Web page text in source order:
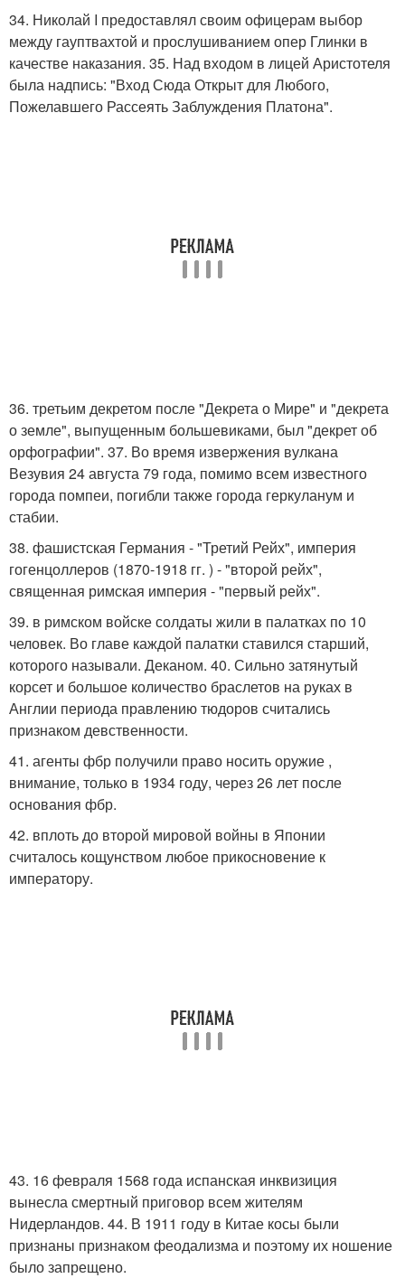
34. Николай I предоставлял своим офицерам выбор
между гауптвахтой и прослушиванием опер Глинки в
качестве наказания. 35. Над входом в лицей Аристотеля
была надпись: "Вход Сюда Открыт для Любого,
Пожелавшего Рассеять Заблуждения Платона".
36. третьим декретом после "Декрета о Мире" и "декрета
о земле", выпущенным большевиками, был "декрет об
орфографии". 37. Во время извержения вулкана
Везувия 24 августа 79 года, помимо всем известного
города помпеи, погибли также города геркуланум и
стабии.
38. фашистская Германия - "Третий Рейх", империя
гогенцоллеров (1870-1918 гг. ) - "второй рейх",
священная римская империя - "первый рейх".
39. в римском войске солдаты жили в палатках по 10
человек. Во главе каждой палатки ставился старший,
которого называли. Деканом. 40. Сильно затянутый
корсет и большое количество браслетов на руках в
Англии периода правлению тюдоров считались
признаком девственности.
41. агенты фбр получили право носить оружие ,
внимание, только в 1934 году, через 26 лет после
основания фбр.
42. вплоть до второй мировой войны в Японии
считалось кощунством любое прикосновение к
императору.
43. 16 февраля 1568 года испанская инквизиция
вынесла смертный приговор всем жителям
Нидерландов. 44. В 1911 году в Китае косы были
признаны признаком феодализма и поэтому их ношение
было запрещено.